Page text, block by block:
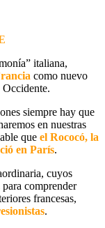
italiana,
como nuevo
Occidente.
siempre hay que
en nuestras
que el Rococó, la
en París.
, cuyos
comprender
francesas,
.